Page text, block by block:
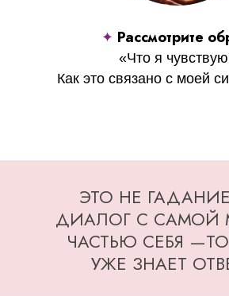
✦ Рассмотрите
«Что я
Как это связано с моей
ЭТО НЕ
ДИАЛОГ С САМОЙ
ЧАСТЬЮ СЕБЯ
УЖЕ ЗНАЕТ